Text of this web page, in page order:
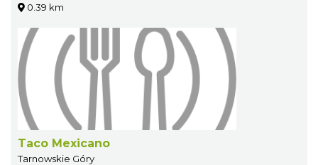
0.39 km
Taco Mexicano
Tarnowskie Góry